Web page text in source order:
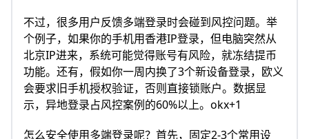
不过，很多用户反馈多端登录时会碰到风控问题。举
个例子，如果你的手机用香港IP登录，但电脑突然从
北京IP进来，系统可能觉得账号有风险，就冻结提币
功能。还有，假如你一周内换了3个新设备登录，欧义
会要求旧手机授权验证，否则直接锁账户。数据显
示，异地登录占风控案例的60%以上。okx+1
怎么安全使用多端登录呢？首先，固定2-3个常用设